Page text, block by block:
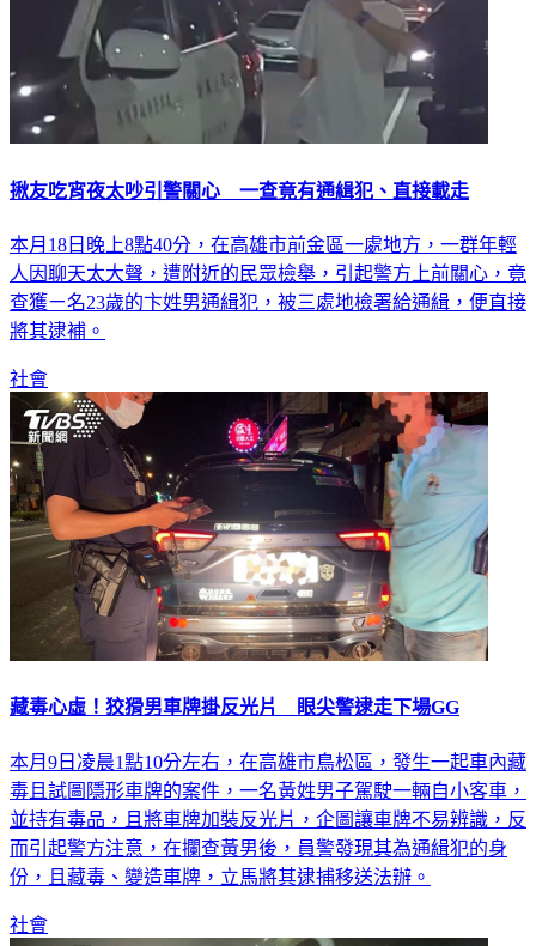
揪友吃宵夜太吵引警關心 一查竟有通緝犯、直接載走
本月18日晚上8點40分，在高雄市前金區一處地方，一群年輕
人因聊天太大聲，遭附近的民眾檢舉，引起警方上前關心，竟
查獲ㄧ名23歲的卞姓男通緝犯，被三處地檢署給通緝，便直接
將其逮補。
社會
藏毒心虛！狡猾男車牌掛反光片 眼尖警逮走下場GG
本月9日凌晨1點10分左右，在高雄市鳥松區，發生一起車內藏
毒且試圖隱形車牌的案件，一名黃姓男子駕駛一輛自小客車，
並持有毒品，且將車牌加裝反光片，企圖讓車牌不易辨識，反
而引起警方注意，在攔查黃男後，員警發現其為通緝犯的身
份，且藏毒、變造車牌，立馬將其逮捕移送法辦。
社會